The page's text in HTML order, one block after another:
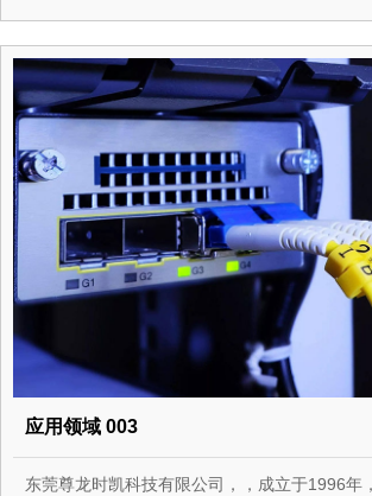
应用领域 003
东莞尊龙时凯科技有限公司，，成立于1996年，